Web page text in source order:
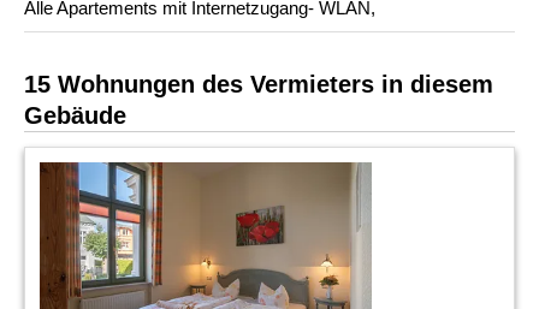
Alle Apartements mit Internetzugang- WLAN,
15 Wohnungen des Vermieters in diesem
Gebäude